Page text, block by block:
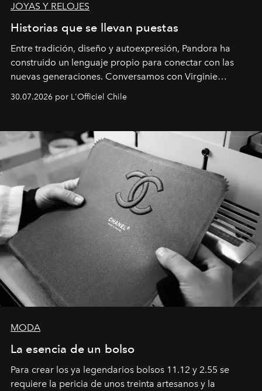
JOYAS Y RELOJES
Historias que se llevan puestas
Entre tradición, diseño y autoexpresión, Pandora ha
construido un lenguaje propio para conectar con las
nuevas generaciones. Conversamos con Virginie
Latinoamérica, sobre identidad, cultura y el valor
30.07.2026 por L'Officiel Chile
MODA
La esencia de un bolso
Para crear los ya legendarios bolsos 11.12 y 2.55 se
requiere la pericia de unos treinta artesanos y la